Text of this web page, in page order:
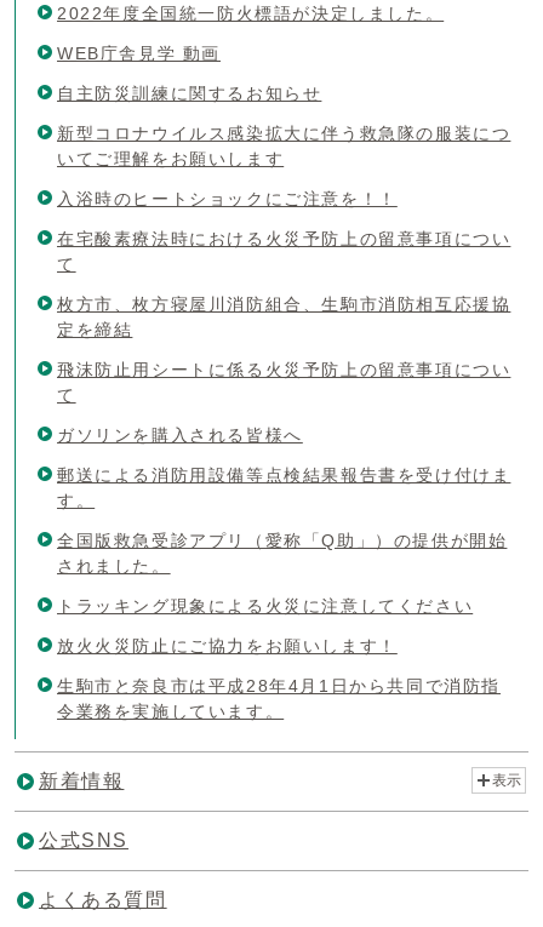
2022年度全国統一防火標語が決定しました。
WEB庁舎見学 動画
自主防災訓練に関するお知らせ
新型コロナウイルス感染拡大に伴う救急隊の服装につ
いてご理解をお願いします
入浴時のヒートショックにご注意を！！
在宅酸素療法時における火災予防上の留意事項につい
て
枚方市、枚方寝屋川消防組合、生駒市消防相互応援協
定を締結
飛沫防止用シートに係る火災予防上の留意事項につい
て
ガソリンを購入される皆様へ
郵送による消防用設備等点検結果報告書を受け付けま
す。
全国版救急受診アプリ（愛称「Q助」）の提供が開始
されました。
トラッキング現象による火災に注意してください
放火火災防止にご協力をお願いします！
生駒市と奈良市は平成28年4月1日から共同で消防指
令業務を実施しています。
新着情報 表示
公式SNS
よくある質問